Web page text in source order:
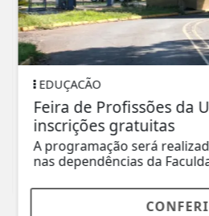
EDUÇACÃO
Feira de Profissões da
inscrições gratuitas
A programação será
nas dependências da